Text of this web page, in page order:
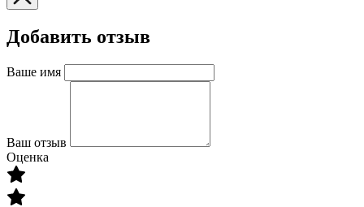
Добавить отзыв
Ваше имя
Ваш отзыв
Оценка